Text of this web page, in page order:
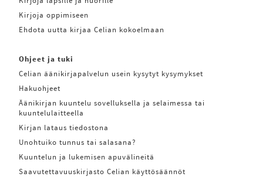
Kirjoja oppimiseen
Ehdota uutta kirjaa Celian kokoelmaan
Ohjeet ja tuki
Celian äänikirjapalvelun usein kysytyt kysymykset
Hakuohjeet
Äänikirjan kuuntelu sovelluksella ja selaimessa tai
kuuntelulaitteella
Kirjan lataus tiedostona
Unohtuiko tunnus tai salasana?
Kuuntelun ja lukemisen apuvälineitä
Saavutettavuuskirjasto Celian käyttösäännöt